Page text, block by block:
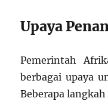
Upaya
Pemerintah
berbagai upaya
Beberapa